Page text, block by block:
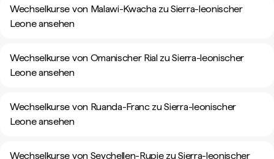
Wechselkurse von Malawi-Kwacha zu Sierra-leonischer
Leone ansehen
Wechselkurse von Omanischer Rial zu Sierra-leonischer
Leone ansehen
Wechselkurse von Ruanda-Franc zu Sierra-leonischer
Leone ansehen
Wechselkurse von Seychellen-Rupie zu Sierra-leonischer